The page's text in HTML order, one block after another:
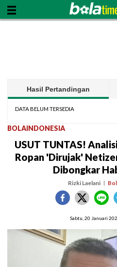
Hasil Pertandingan
DATA BELUM TERSEDIA
BOLAINDONESIA
USUT TUNTAS!
Ropan 'Dirujak'
Dibongkar
Rizki Laelani
Sabtu, 20 Januari